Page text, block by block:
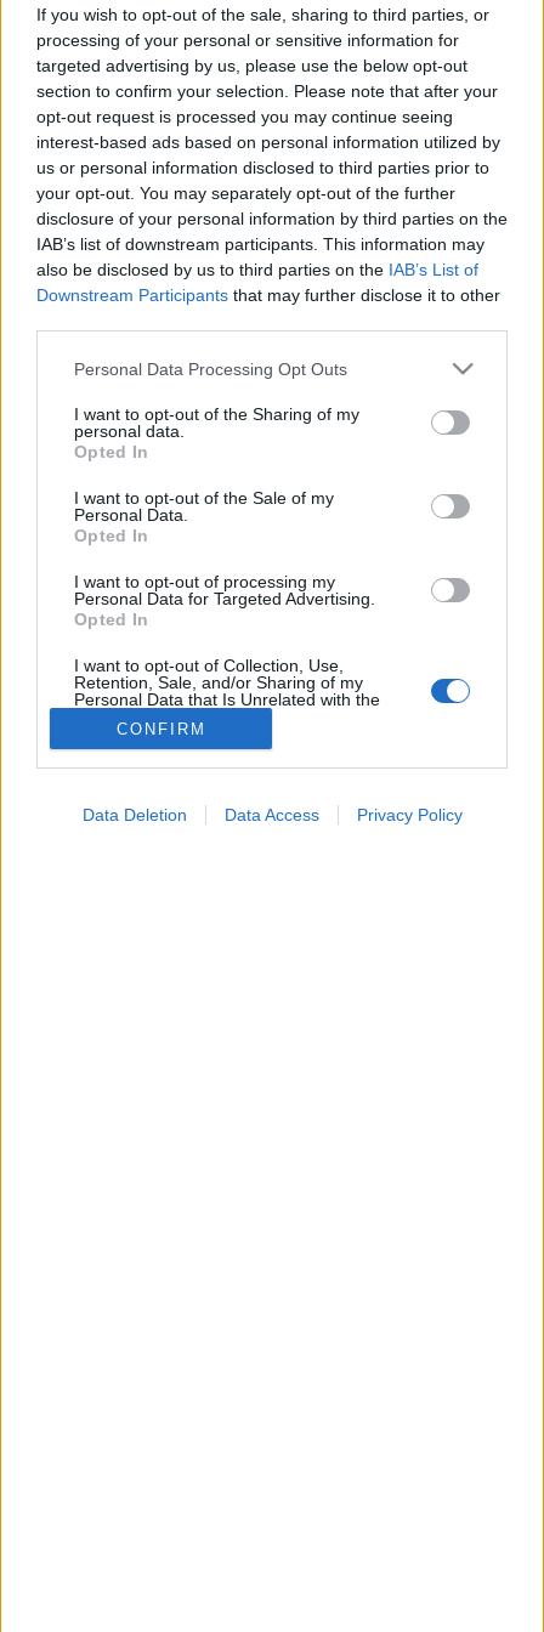
If you wish to opt-out of the sale, sharing to third parties, or
processing of your personal or sensitive information for
targeted advertising by us, please use the below opt-out
section to confirm your selection. Please note that after your
opt-out request is processed you may continue seeing
interest-based ads based on personal information utilized by
us or personal information disclosed to third parties prior to
your opt-out. You may separately opt-out of the further
disclosure of your personal information by third parties on the
IAB’s list of downstream participants. This information may
also be disclosed by us to third parties on the IAB’s List of
Downstream Participants that may further disclose it to other
Please note that this website/app uses one or more Google
not limited to your visit or usage behaviour. You may click to
grant or deny consent to Google and its third-party tags to
use your data for below specified purposes in below Google
consent section.
Personal Data Processing Opt Outs
I want to opt-out of the Sharing of my
personal data.
Opted In
I want to opt-out of the Sale of my
Personal Data.
Opted In
I want to opt-out of processing my
Personal Data for Targeted Advertising.
Opted In
I want to opt-out of Collection, Use,
Retention, Sale, and/or Sharing of my
Personal Data that Is Unrelated with the
Purposes for which it was collected.
Opted Out
CONFIRM
Data Deletion Data Access Privacy Policy
2023. augusztus 07. 10:04
Megosztás
Küldés Küldés Messengeren